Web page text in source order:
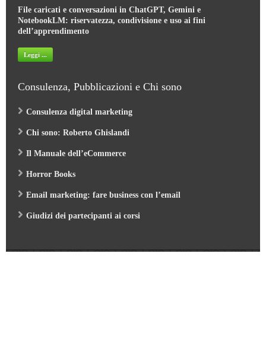
File caricati e conversazioni in ChatGPT, Gemini e
NotebookLM: riservatezza, condivisione e uso ai fini
dell’apprendimento
Leggi ...
Consulenza, Pubblicazioni e Chi sono
Consulenza digital marketing
Chi sono: Roberto Ghislandi
Il Manuale dell’eCommerce
Horror Books
Email marketing: fare business con l’email
Giudizi dei partecipanti ai corsi